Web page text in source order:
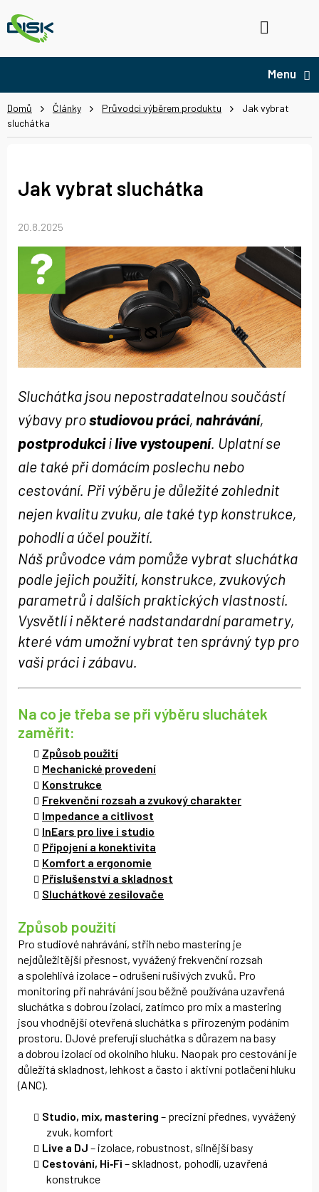
na
obsah
Domů Články Průvodci výběrem produktu
Jak vybrat
sluchátka
Jak vybrat sluchátka
20.8.2025
Sluchátka jsou nepostradatelnou součástí
výbavy prostudiovou práci, nahrávání,
postprodukciilive vystoupení. Uplatní se
ale také při domácím poslechu nebo
cestování. Při výběru je důležité zohlednit
nejen kvalitu zvuku, ale také typ konstrukce,
pohodlí a účel použití.
Náš průvodce vám pomůže vybrat sluchátka
podle jejich použití, konstrukce, zvukových
parametrů i dalších praktických vlastností.
Vysvětlí i některé nadstandardní parametry,
které vám umožní vybrat ten správný typ pro
vaši práci i zábavu.
Na co je třeba se při výběru sluchátek
zaměřit:
Způsob použití
Mechanické provedení
Konstrukce
Frekvenční rozsah a zvukový charakter
Impedance a citlivost
InEars pro live i studio
Připojení a konektivita
Komfort a ergonomie
Příslušenství a skladnost
Sluchátkové zesilovače
Způsob použití
Pro studiové nahrávání, střih nebo mastering je
nejdůležitější přesnost, vyvážený frekvenční rozsah
a spolehlivá izolace – odrušení rušivých zvuků. Pro
monitoring při nahrávání jsou běžně používána uzavřená
sluchátka s dobrou izolací, zatímco pro mix a mastering
jsou vhodnější otevřená sluchátka s přirozeným podáním
prostoru. DJové preferují sluchátka s důrazem na basy
a dobrou izolací od okolního hluku. Naopak pro cestování je
důležitá skladnost, lehkost a často i aktivní potlačení hluku
(ANC).
Studio, mix, mastering – precizní přednes, vyvážený
zvuk, komfort
Live a DJ – izolace, robustnost, silnější basy
Cestování, Hi‑Fi – skladnost, pohodlí, uzavřená
konstrukce